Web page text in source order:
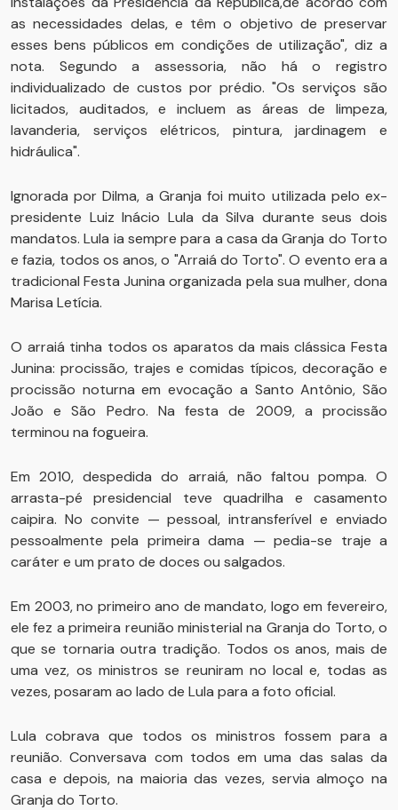
as necessidades delas, e têm o objetivo de preservar
esses bens públicos em condições de utilização", diz a
nota. Segundo a assessoria, não há o registro
individualizado de custos por prédio. "Os serviços são
licitados, auditados, e incluem as áreas de limpeza,
lavanderia, serviços elétricos, pintura, jardinagem e
hidráulica".
Ignorada por Dilma, a Granja foi muito utilizada pelo ex-
presidente Luiz Inácio Lula da Silva durante seus dois
mandatos. Lula ia sempre para a casa da Granja do Torto
e fazia, todos os anos, o "Arraiá do Torto". O evento era a
tradicional Festa Junina organizada pela sua mulher, dona
Marisa Letícia.
O arraiá tinha todos os aparatos da mais clássica Festa
Junina: procissão, trajes e comidas típicos, decoração e
procissão noturna em evocação a Santo Antônio, São
João e São Pedro. Na festa de 2009, a procissão
terminou na fogueira.
Em 2010, despedida do arraiá, não faltou pompa. O
arrasta-pé presidencial teve quadrilha e casamento
caipira. No convite — pessoal, intransferível e enviado
pessoalmente pela primeira dama — pedia-se traje a
caráter e um prato de doces ou salgados.
Em 2003, no primeiro ano de mandato, logo em fevereiro,
ele fez a primeira reunião ministerial na Granja do Torto, o
que se tornaria outra tradição. Todos os anos, mais de
uma vez, os ministros se reuniram no local e, todas as
vezes, posaram ao lado de Lula para a foto oficial.
Lula cobrava que todos os ministros fossem para a
reunião. Conversava com todos em uma das salas da
casa e depois, na maioria das vezes, servia almoço na
Granja do Torto.